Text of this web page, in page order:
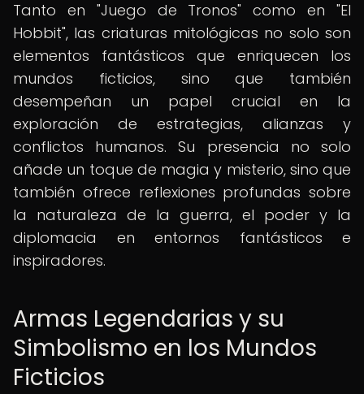
Tanto en "Juego de Tronos" como en "El
Hobbit", las criaturas mitológicas no solo son
elementos fantásticos que enriquecen los
mundos ficticios, sino que también
desempeñan un papel crucial en la
exploración de estrategias, alianzas y
conflictos humanos. Su presencia no solo
añade un toque de magia y misterio, sino que
también ofrece reflexiones profundas sobre
la naturaleza de la guerra, el poder y la
diplomacia en entornos fantásticos e
inspiradores.
Armas Legendarias y su
Simbolismo en los Mundos
Ficticios